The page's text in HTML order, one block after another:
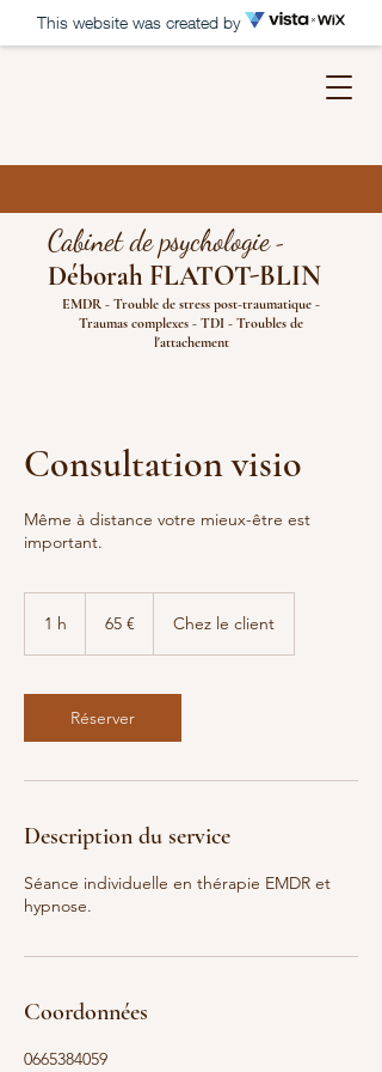
This website was created by
Cabinet de psychologie-
Déborah FLATOT-BLIN
EMDR - Trouble de stress post-traumatique -
Traumas complexes - TDI - Troubles de
l'attachement
Consultation visio
Même à distance votre mieux-être est
important.
1 h 65 € Chez le client
Réserver
Description du service
Séance individuelle en thérapie EMDR et
hypnose.
Coordonnées
0665384059